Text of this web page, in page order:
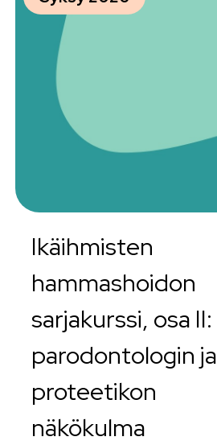
Ikäihmisten
hammashoidon
sarjakurssi, osa II:
parodontologin ja
proteetikon
näkökulma